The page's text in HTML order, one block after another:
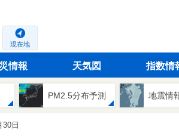
現在地
情報 天気図 指数情
PM2.5分布予測 地震情
30日